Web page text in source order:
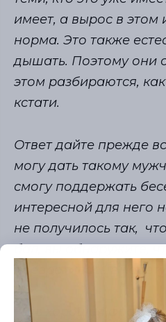
имеет, а вырос в этом
норма. Это также
дышать. Поэтому они
этом разбираются,
кстати.
Ответ дайте прежде
могу дать такому
смогу поддержать
интересной для него
не получилось так,
бал, вы обнаружите,
превратилась в
Есть хорошая фраза –